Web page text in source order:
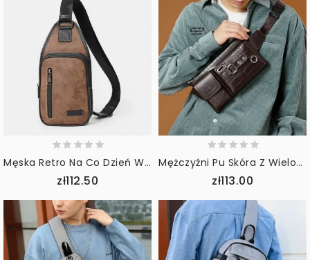
Męska Retro Na Co Dzień Wodoodporna Wielofunkcyjna Wielofunkcyjna Torba Na Klatkę Piersiową Pu Miękka Skórzana Torba Na Ramię Crossbody
zł112.50
Mężczyźni Pu Skóra Z Wieloma Kieszeniami Odporna Na Zużycie Torba Na Klatkę Piersiową Talia Torba Na Słuchawki Konstrukcja Z Otworem 6.5 Cal Torba Na Telefon Crossbody Torby
zł113.00